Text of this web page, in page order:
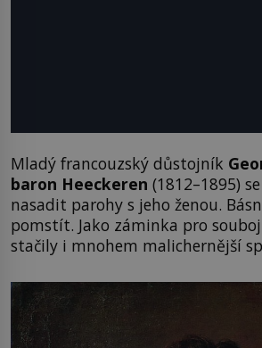
Mladý francouzský důstojník
baron Heeckeren (1812–1895)
nasadit parohy s jeho ženou.
pomstít. Jako záminka pro
stačily i mnohem malichernější